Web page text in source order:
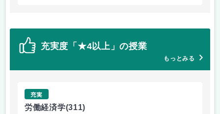
充実度「★4以上」の授業
もっとみる
充実
労働経済学(311)